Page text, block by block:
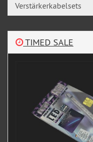
Verstärkerkabelsets
TIMED SALE